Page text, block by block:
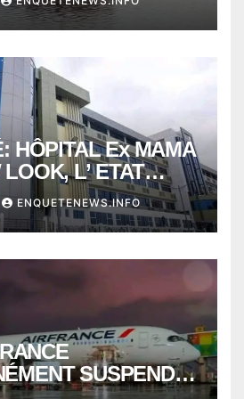
KILOMÈTRES DE
HÔPITAL Ex MAMA
L’ ETAT
ENQUETENEWS.INFO
SUSPENDU